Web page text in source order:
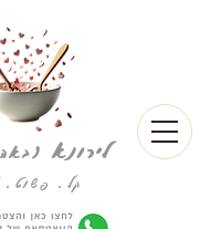
לירונא(
קל. פשוט.